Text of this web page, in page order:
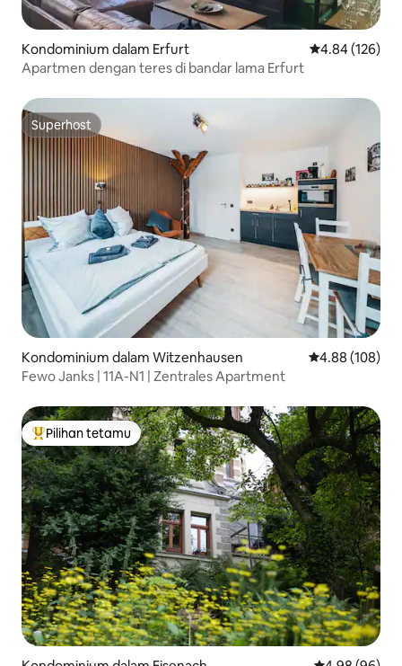
Kondominium dalam Erfurt Penarafan
4.84 (126)
Apartmen dengan teres di bandar lama Erfurt
Superhost
Superhost
Kondominium dalam Witzenhausen Penarafan
4.88 (108)
Fewo Janks | 11A-N1 | Zentrales Apartment
Pilihan utama tetamu
Pilihan tetamu